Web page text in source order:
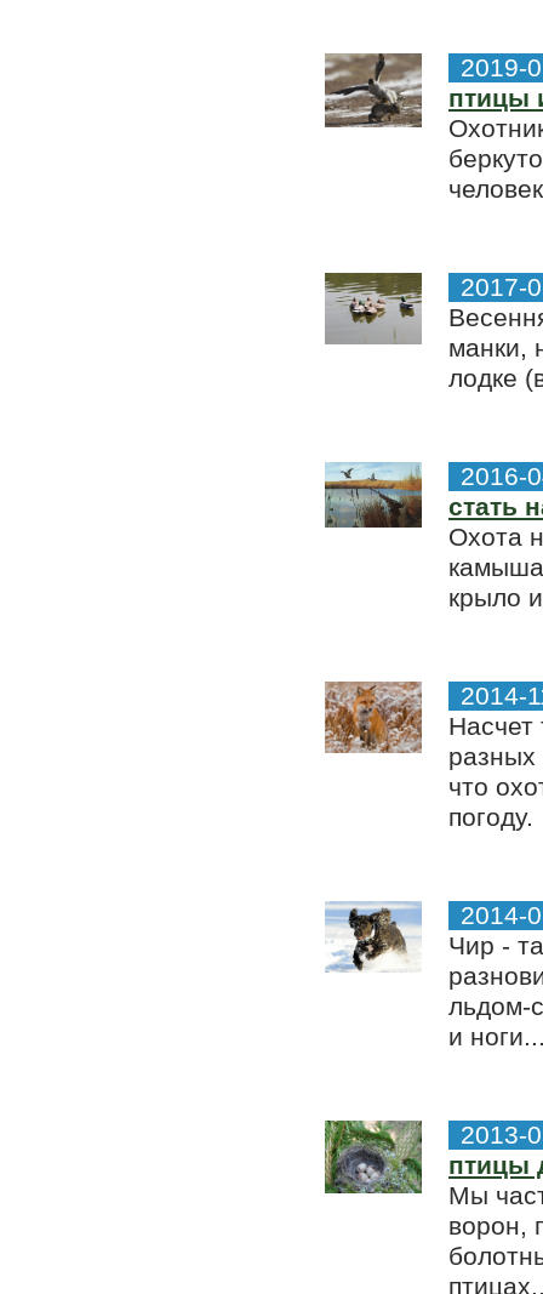
2019-
птицы
2017-
манки,
лодке
2016-
стать
Охота
крыло
2014-
Насчет
разных
что
погоду.
2014-
Чир -
льдом-
и
2013-
птицы
Мы
ворон,